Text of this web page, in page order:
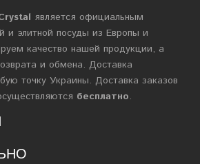
является официальным
и элитной посуды из Европы и
качество нашей продукции, а
и обмена. Доставка
точку Украины. Доставка заказов
бесплатно.